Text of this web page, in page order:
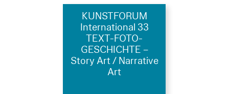
KUNSTFORUM
International 33
TEXT-FOTO-
GESCHICHTE –
Story Art / Narrative
Art